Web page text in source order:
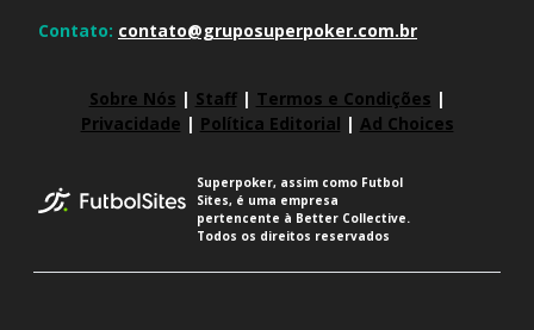
Contato: contato@gruposuperpoker.com.br
Sobre Nós | Staff| Termos e Condições |
Privacidade | Política Editorial | Ad Choices
Superpoker, assim como Futbol
Sites, é uma empresa
pertencente à Better Collective.
Todos os direitos reservados